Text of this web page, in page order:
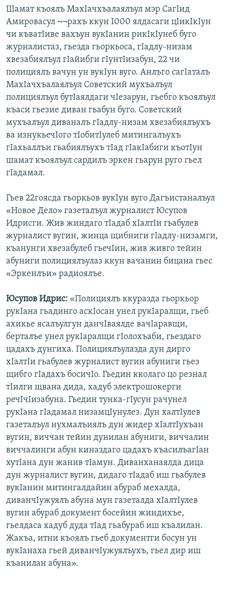
Шамат къоялъ МахIачхъалаялъул мэр СагIид
Амировасул ¬¬рахъ ккун I000 ялдасаги цIикIкIун
чи къватIиве вахъун вукIанин рикIкIунеб буго
журналистаз, гьезда гьоркьоса, гIадлу-низам
хвезабиялъул гIайибги гIунтIизабун, 22 чи
полициялъ вачун ун вукIун вуго. Анлъго сагIаталъ
МахIачхъалаялъул Советский мухъалъул
полициялъул бутIаялдаги чIезарун, гьебго къоялъул
къаси гьезие диван гьабун буго. Советский
мухъалъул диваналъ гIадлу-низам хвезабиялъухъ
ва изнукьечIого тIобитIулеб митингалъухъ
гIахьаллъи гьабиялъухъ тIад гIакIабиги къотIун
шамат къоялъул сардилъ эркен гьарун руго гьел
гIадамал.
Гьев 22гоясда гьоркьов вукIун вуго Дагъистаналъул
«Новое Дело» газеталъул журналист Юсупов
Идрисги. Жив жиндаго тIадаб хIалтIи гьабулев
журналист вугин, жинца щибниги гIадлу-низамги,
къанунги хвезабулеб гьечIин, жив живго тейин
абуниги полициялъулаз ккун вачанин бицана гьес
«Эркенлъи» радиоялъе.
Юсупов Идрис: «Полициялъ ккуразда гьоркьор
рукIана гьадинго аскIосан унел рукIаралщи, гьеб
ахикье ясалъулгун данчIваялде вачIаравщи,
берталъе унел рукIаралщи гIолохъаби, гьездаго
цадахъ дунгиха. Полициялъулазда дун дирго
хIалтIи гьабулев журналист вугин абуниги гьез
щибго гIадахъ босичIо. Гьедин кколаго цо резнал
тIилги щвана дида, хадуб электрошокерги
речIчIизабуна. Гьедин тунка-гIусун рачунел
рукIана гIадамал низамцIунулез. Дун халтIулев
газеталъул нухмалъиялъ дун жидер хIалтIухъан
вугин, виччан тейин дунилан абуниги, виччалин
виччалинги абун киназдаго цадахъ къасилъагIан
хутIана дун жанив тIамун. Диванханаялда дица
дун журналист вугин, дидаго тIадаб иш гьабулев
вукIанин митингалдайин абураб мехалда,
диванчIужуялъ абуна мун газеталда хIалтIулев
вугин абураб документ босейин жиндихъе,
гьелдаса хадуб дуда тIад гьабураб иш къалилан.
Жакъа, итни къоялъ гьеб документги босун ун
вукIанаха гьей диванчIужуялъухъ, гьел дир иш
къанилан абуна».